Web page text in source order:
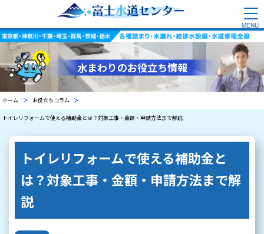
水まわりのお役立ち情報
ホーム お役立ちコラム
トイレリフォームで使える補助金とは？対象工事・金額・申請方法まで解説
トイレリフォームで使える補助金と
は？対象工事・金額・申請方法まで解
説